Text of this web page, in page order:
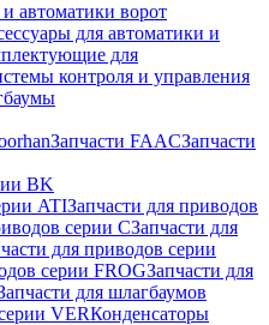
автоматики ворот
для автоматики и
для
контроля и управления
Запчасти FAACЗапчасти
BK
ATIЗапчасти для приводов
серии CЗапчасти для
для приводов серии
серии FROGЗапчасти для
для шлагбаумов
VERКонденсаторы